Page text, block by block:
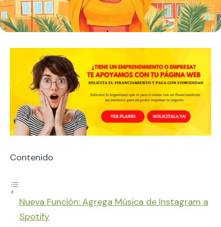
Contenido
Nueva Función: Agrega Música de Instagram a
Spotify